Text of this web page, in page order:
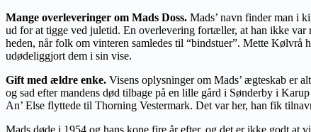
Mange overleveringer om Mads Doss. Mads’ navn finder man i
ud for at tigge ved juletid. En overlevering fortæller, at han ikke var
heden, når folk om vinteren samledes til “bindstuer”. Mette
udødeliggjort dem i sin vise.
Gift med ældre enke. Visens oplysninger om Mads’ ægteskab er
og sad efter mandens død tilbage på en lille gård i Sønderby i
An’ Else flyttede til Thorning Vestermark. Det var her, han fik
Mads døde i 1954 og hans kone fire år efter, og det er ikke godt at